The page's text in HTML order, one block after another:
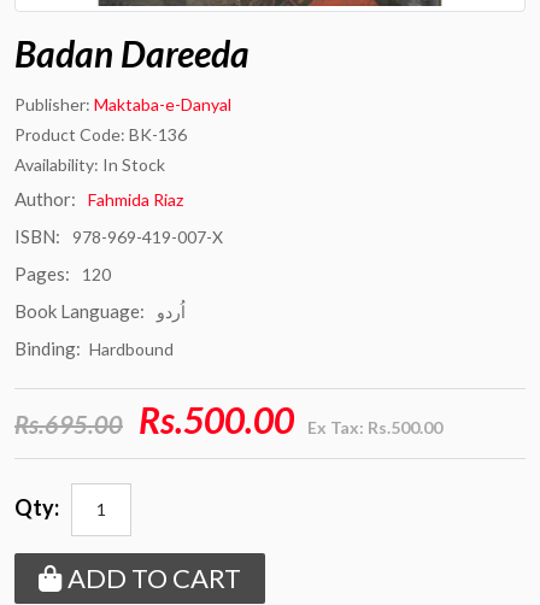
Badan Dareeda
Publisher: Maktaba-e-Danyal
Product Code: BK-136
Availability: In Stock
Author: Fahmida Riaz
ISBN: 978-969-419-007-X
Pages: 120
Book Language: اُردو
Binding: Hardbound
Rs.695.00 Rs.500.00 Ex Tax: Rs.500.00
Qty:
ADD TO CART